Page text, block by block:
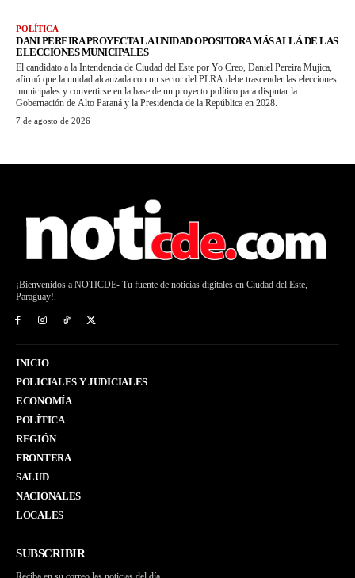
POLÍTICA
DANI PEREIRA PROYECTA LA UNIDAD OPOSITORA MÁS ALLÁ DE LAS
ELECCIONES MUNICIPALES
El candidato a la Intendencia de Ciudad del Este por Yo Creo, Daniel Pereira Mujica,
afirmó que la unidad alcanzada con un sector del PLRA debe trascender las elecciones
municipales y convertirse en la base de un proyecto político para disputar la
Gobernación de Alto Paraná y la Presidencia de la República en 2028.
7 de agosto de 2026
¡Bienvenidos a NOTICDE- Tu fuente de noticias digitales en Ciudad del Este,
Paraguay!.
INICIO
POLICIALES Y JUDICIALES
ECONOMÍA
POLÍTICA
REGIÓN
FRONTERA
SALUD
NACIONALES
LOCALES
SUBSCRIBIR